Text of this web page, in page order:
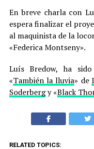
En breve charla con
espera finalizar el
al maquinista de la
«Federica Montseny».
Luís Bredow, ha
«También la lluvia» de
Soderbergy «Black
RELATED TOPICS: